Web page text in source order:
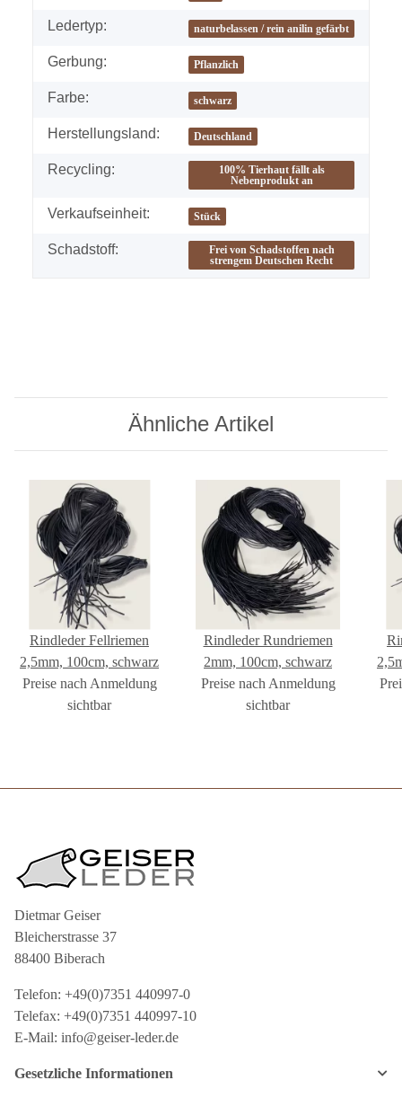
Ledertyp: naturbelassen / rein anilin gefärbt
Gerbung: Pflanzlich
Farbe: schwarz
Herstellungsland: Deutschland
Recycling:
100% Tierhaut fällt als
Nebenprodukt an
Verkaufseinheit: Stück
Schadstoff:
Frei von Schadstoffen nach
strengem Deutschen Recht
Ähnliche Artikel
Rindleder Fellriemen
2,5mm, 100cm, schwarz
Preise nach Anmeldung
sichtbar
Rindleder Rundriemen
2mm, 100cm, schwarz
Preise nach Anmeldung
sichtbar
Dietmar Geiser
Bleicherstrasse 37
88400 Biberach
Telefon: +49(0)7351 440997-0
Telefax: +49(0)7351 440997-10
E-Mail: info@geiser-leder.de
Gesetzliche Informationen